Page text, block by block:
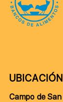
UBICACIÓN
Campo de